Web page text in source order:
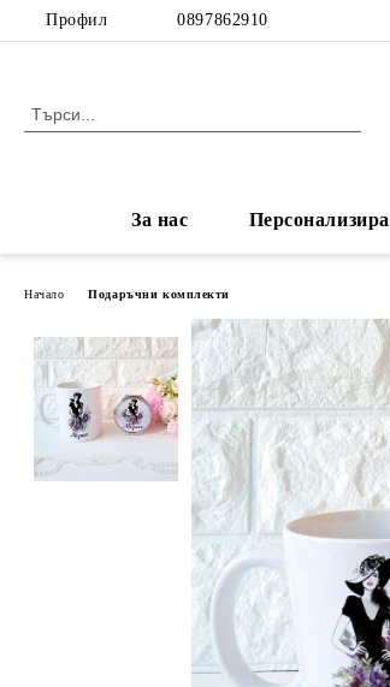
Профил 0897862910
За нас
Начало Подаръчни комплекти